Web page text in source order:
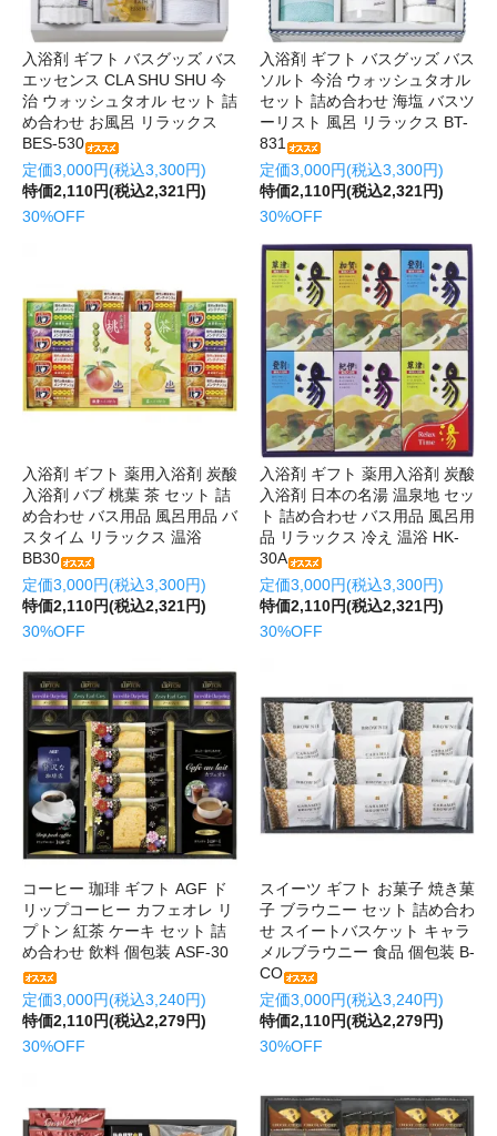
入浴剤 ギフト バスグッズ バス
エッセンス CLA SHU SHU 今
治 ウォッシュタオル セット 詰
め合わせ お風呂 リラックス
BES-530
定価3,000円(税込3,300円)
特価2,110円(税込2,321円)
30%OFF
入浴剤 ギフト バスグッズ バス
ソルト 今治 ウォッシュタオル
セット 詰め合わせ 海塩 バスツ
ーリスト 風呂 リラックス BT-
831
定価3,000円(税込3,300円)
特価2,110円(税込2,321円)
30%OFF
入浴剤 ギフト 薬用入浴剤 炭酸
入浴剤 バブ 桃葉 茶 セット 詰
め合わせ バス用品 風呂用品 バ
スタイム リラックス 温浴
BB30
定価3,000円(税込3,300円)
特価2,110円(税込2,321円)
30%OFF
入浴剤 ギフト 薬用入浴剤 炭酸
入浴剤 日本の名湯 温泉地 セッ
ト 詰め合わせ バス用品 風呂用
品 リラックス 冷え 温浴 HK-
30A
定価3,000円(税込3,300円)
特価2,110円(税込2,321円)
30%OFF
コーヒー 珈琲 ギフト AGF ド
リップコーヒー カフェオレ リ
プトン 紅茶 ケーキ セット 詰
め合わせ 飲料 個包装 ASF-30
定価3,000円(税込3,240円)
特価2,110円(税込2,279円)
30%OFF
スイーツ ギフト お菓子 焼き菓
子 ブラウニー セット 詰め合わ
せ スイートバスケット キャラ
メルブラウニー 食品 個包装 B-
CO
定価3,000円(税込3,240円)
特価2,110円(税込2,279円)
30%OFF